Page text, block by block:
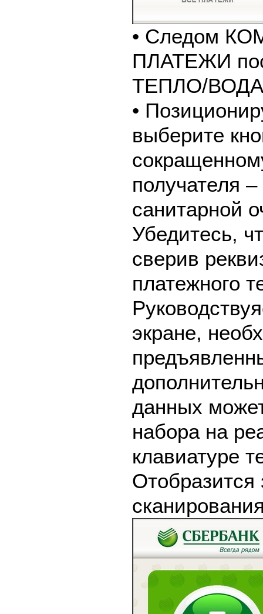
• Следом
ПЛАТЕЖИ
ТЕПЛО/
•
выберите
получателя
санитарной
Убедитесь,
сверив
платежного
экране,
данных
набора на
клавиатуре
Отобразится